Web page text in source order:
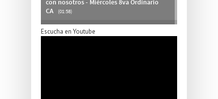
Escucha en Youtube